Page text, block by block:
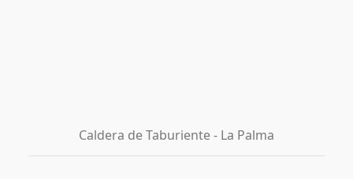
Caldera de Taburiente - La Palma